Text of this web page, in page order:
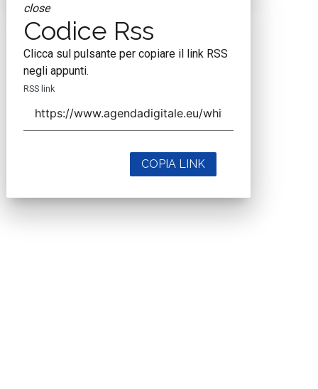
close
Codice Rss
Clicca sul pulsante per copiare il link RSS
negli appunti.
RSS link
COPIA LINK